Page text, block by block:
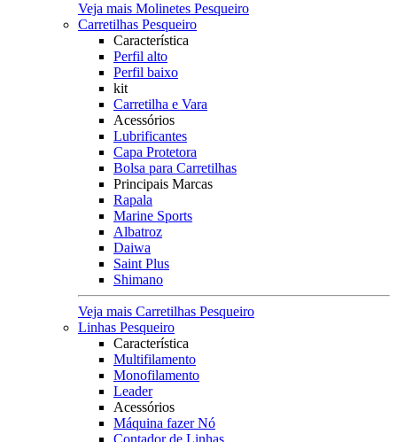
Veja mais Molinetes Pesqueiro
Carretilhas Pesqueiro
Característica
Perfil alto
Perfil baixo
kit
Carretilha e Vara
Acessórios
Lubrificantes
Capa Protetora
Bolsa para Carretilhas
Principais Marcas
Rapala
Marine Sports
Albatroz
Daiwa
Saint Plus
Shimano
Veja mais Carretilhas Pesqueiro
Linhas Pesqueiro
Característica
Multifilamento
Monofilamento
Leader
Acessórios
Máquina fazer Nó
Contador de Linhas